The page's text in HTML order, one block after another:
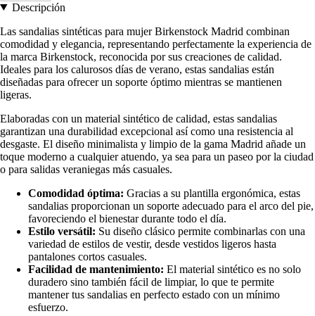
Descripción
Las sandalias sintéticas para mujer Birkenstock Madrid combinan
comodidad y elegancia, representando perfectamente la experiencia de
la marca Birkenstock, reconocida por sus creaciones de calidad.
Ideales para los calurosos días de verano, estas sandalias están
diseñadas para ofrecer un soporte óptimo mientras se mantienen
ligeras.
Elaboradas con un material sintético de calidad, estas sandalias
garantizan una durabilidad excepcional así como una resistencia al
desgaste. El diseño minimalista y limpio de la gama Madrid añade un
toque moderno a cualquier atuendo, ya sea para un paseo por la ciudad
o para salidas veraniegas más casuales.
Comodidad óptima: Gracias a su plantilla ergonómica, estas
sandalias proporcionan un soporte adecuado para el arco del pie,
favoreciendo el bienestar durante todo el día.
Estilo versátil: Su diseño clásico permite combinarlas con una
variedad de estilos de vestir, desde vestidos ligeros hasta
pantalones cortos casuales.
Facilidad de mantenimiento: El material sintético es no solo
duradero sino también fácil de limpiar, lo que te permite
mantener tus sandalias en perfecto estado con un mínimo
esfuerzo.